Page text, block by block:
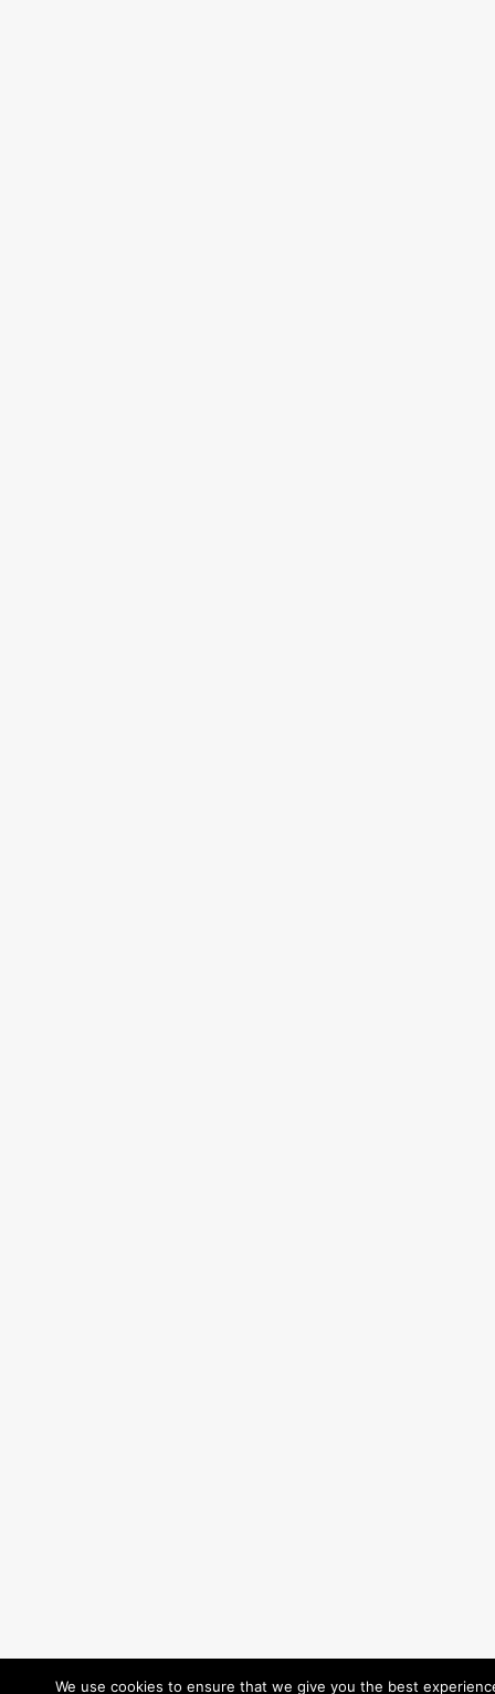
We use cookies to ensure that we give you the best